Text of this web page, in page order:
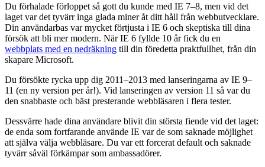
Du förhalade förloppet så gott du kunde med IE 7–8, men vid det
laget var det tyvärr inga glada miner åt ditt håll från webbutvecklare.
Din användarbas var mycket förtjusta i IE 6 och skeptiska till dina
försök att bli mer modern. När IE 6 fyllde 10 år fick du en
webbplats med en nedräkning till din föredetta praktfullhet, från din
skapare Microsoft.
Du försökte rycka upp dig 2011–2013 med lanseringarna av IE 9–
11 (en ny version per år!). Vid lanseringen av version 11 så var du
den snabbaste och bäst presterande webbläsaren i flera tester.
Dessvärre hade dina användare blivit din största fiende vid det laget:
de enda som fortfarande använde IE var de som saknade möjlighet
att själva välja webbläsare. Du var ett forcerat default och saknade
tyvärr såväl förkämpar som ambassadörer.